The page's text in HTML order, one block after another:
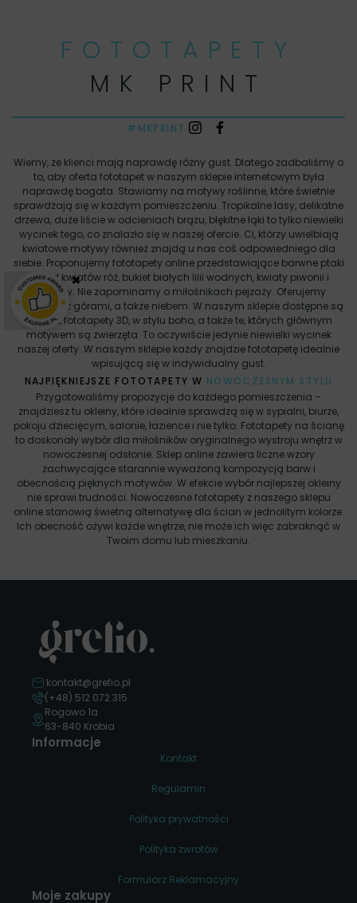
FOTOTAPETY
MK PRINT
#MKPRINT
Wiemy, że klienci mają naprawdę różny gust. Dlatego zadbaliśmy o
to, aby oferta fototapet w naszym sklepie internetowym była
naprawdę bogata. Stawiamy na motywy roślinne, które świetnie
sprawdzają się w każdym pomieszczeniu. Tropikalne lasy, delikatne
drzewa, duże liście w odcieniach brązu, błękitne łąki to tylko niewielki
wycinek tego, co znalazło się w naszej ofercie. Ci, którzy uwielbiają
kwiatowe motywy również znajdą u nas coś odpowiedniego dla
siebie. Proponujemy fototapety online przedstawiające barwne ptaki
wśród kwiatów róż, bukiet białych lilii wodnych, kwiaty piwonii i
bawełny. Nie zapominamy o miłośnikach pejzaży. Oferujemy
fototapety z górami, a także niebem. W naszym sklepie dostępne są
również fototapety 3D, w stylu boho, a także te, których głównym
motywem są zwierzęta. To oczywiście jedynie niewielki wycinek
naszej oferty. W naszym sklepie każdy znajdzie fototapetę idealnie
wpisującą się w indywidualny gust.
NAJPIĘKNIEJSZE FOTOTAPETY W NOWOCZESNYM STYLU
Przygotowaliśmy propozycje do każdego pomieszczenia –
znajdziesz tu okleiny, które idealnie sprawdzą się w sypialni, biurze,
pokoju dziecięcym, salonie, łazience i nie tylko. Fototapety na ścianę
to doskonały wybór dla miłośników oryginalnego wystroju wnętrz w
nowoczesnej odsłonie. Sklep online zawiera liczne wzory
zachwycające starannie wyważoną kompozycją barw i
obecnością pięknych motywów. W efekcie wybór najlepszej okleiny
nie sprawi trudności. Nowoczesne fototapety z naszego sklepu
online stanowią świetną alternatywę dla ścian w jednolitym kolorze.
Ich obecność ożywi każde wnętrze, nie może ich więc zabraknąć w
Twoim domu lub mieszkaniu.
kontakt@grefio.pl
(+48) 512 072 315
Rogowo 1a
63-840 Krobia
Informacje
Kontakt
Regulamin
Polityka prywatności
Polityka zwrotów
Formularz Reklamacyjny
Moje zakupy
×